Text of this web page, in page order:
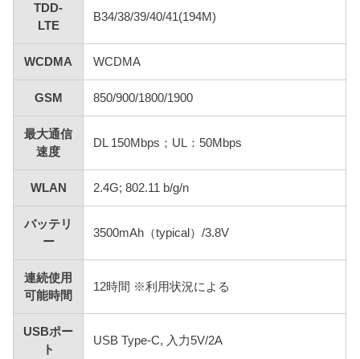
TDD-
LTE
B34/38/39/40/41(194M)
WCDMA WCDMA
GSM 850/900/1800/1900
最大通信
速度
DL 150Mbps；UL：50Mbps
WLAN 2.4G; 802.11 b/g/n
バッテリ
ー
3500mAh（typical）/3.8V
連続使用
可能時間
12時間 ※利用状況による
USBポー
ト
USB Type-C, 入力5V/2A